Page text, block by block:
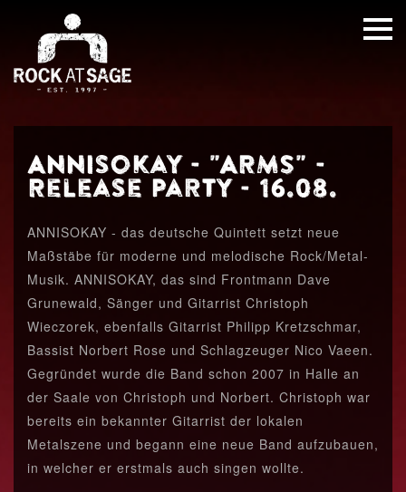
Annisokay - "ARMS" -
Release Party - 16.08.
ANNISOKAY - das deutsche Quintett setzt neue
Maßstäbe für moderne und melodische Rock/Metal-
Musik. ANNISOKAY, das sind Frontmann Dave
Grunewald, Sänger und Gitarrist Christoph
Wieczorek, ebenfalls Gitarrist Philipp Kretzschmar,
Bassist Norbert Rose und Schlagzeuger Nico Vaeen.
Gegründet wurde die Band schon 2007 in Halle an
der Saale von Christoph und Norbert. Christoph war
bereits ein bekannter Gitarrist der lokalen
Metalszene und begann eine neue Band aufzubauen,
in welcher er erstmals auch singen wollte.